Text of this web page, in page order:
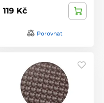
119 Kč
Porovnat